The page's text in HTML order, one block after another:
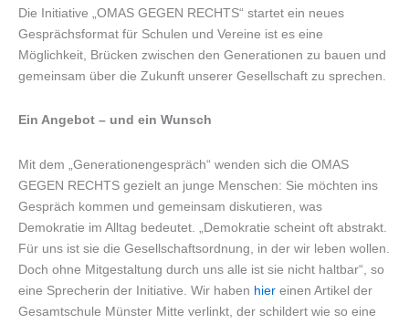
Die Initiative „OMAS GEGEN RECHTS“ startet ein neues
Gesprächsformat für Schulen und Vereine ist es eine
Möglichkeit, Brücken zwischen den Generationen zu bauen und
gemeinsam über die Zukunft unserer Gesellschaft zu sprechen.
Ein Angebot – und ein Wunsch
Mit dem „Generationengespräch“ wenden sich die OMAS
GEGEN RECHTS gezielt an junge Menschen: Sie möchten ins
Gespräch kommen und gemeinsam diskutieren, was
Demokratie im Alltag bedeutet. „Demokratie scheint oft abstrakt.
Für uns ist sie die Gesellschaftsordnung, in der wir leben wollen.
Doch ohne Mitgestaltung durch uns alle ist sie nicht haltbar“, so
eine Sprecherin der Initiative. Wir haben hier einen Artikel der
Gesamtschule Münster Mitte verlinkt, der schildert wie so eine